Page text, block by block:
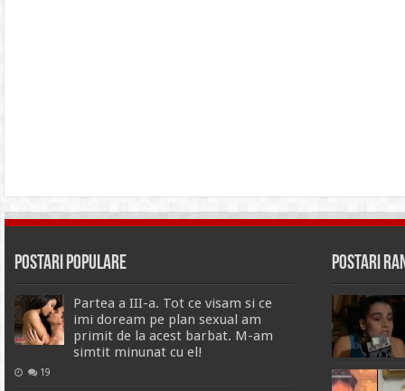
Postari Populare
Partea a III-a. Tot ce visam si ce
imi doream pe plan sexual am
primit de la acest barbat. M-am
simtit minunat cu el!
19
Postari